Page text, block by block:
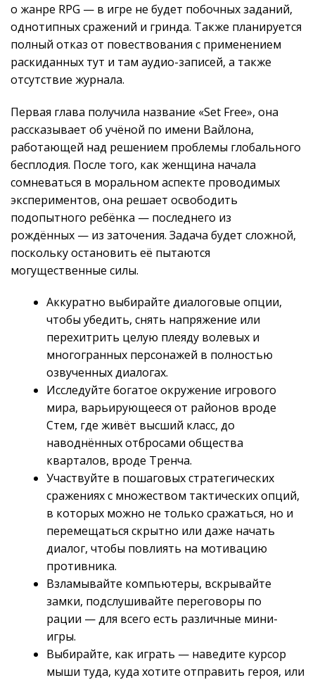
о жанре RPG — в игре не будет побочных заданий,
однотипных сражений и гринда. Также планируется
полный отказ от повествования с применением
раскиданных тут и там аудио-записей, а также
отсутствие журнала.
Первая глава получила название «Set Free», она
рассказывает об учёной по имени Вайлона,
работающей над решением проблемы глобального
бесплодия. После того, как женщина начала
сомневаться в моральном аспекте проводимых
экспериментов, она решает освободить
подопытного ребёнка — последнего из
рождённых — из заточения. Задача будет сложной,
поскольку остановить её пытаются
могущественные силы.
Аккуратно выбирайте диалоговые опции,
чтобы убедить, снять напряжение или
перехитрить целую плеяду волевых и
многогранных персонажей в полностью
озвученных диалогах.
Исследуйте богатое окружение игрового
мира, варьирующееся от районов вроде
Стем, где живёт высший класс, до
наводнённых отбросами общества
кварталов, вроде Тренча.
Участвуйте в пошаговых стратегических
сражениях с множеством тактических опций,
в которых можно не только сражаться, но и
перемещаться скрытно или даже начать
диалог, чтобы повлиять на мотивацию
противника.
Взламывайте компьютеры, вскрывайте
замки, подслушивайте переговоры по
рации — для всего есть различные мини-
игры.
Выбирайте, как играть — наведите курсор
мыши туда, куда хотите отправить героя, или